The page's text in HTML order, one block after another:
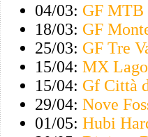
04/03: GF MTB
18/03: GF
25/03: GF Tre
15/04: MX
15/04: Gf Città
29/04: Nove
01/05: Hubi